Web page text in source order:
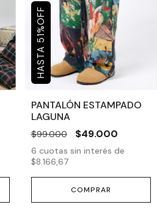
51
%
OFF
PANTALÓN ESTAMPADO
LAGUNA
$99.000 $49.000
6 cuotas sin interés de
$8.166,67
COMPRAR